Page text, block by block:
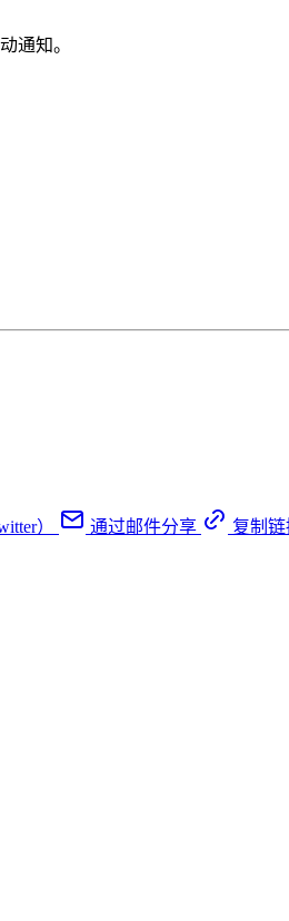
通知。
） 通过邮件分享
复制